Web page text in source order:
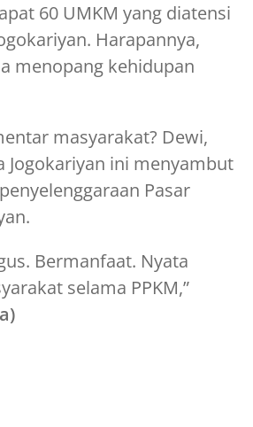
60 UMKM yang diatensi
Harapannya,
menopang kehidupan
masyarakat? Dewi,
Jogokariyan ini menyambut
Pasar
Bermanfaat. Nyata
selama PPKM,”